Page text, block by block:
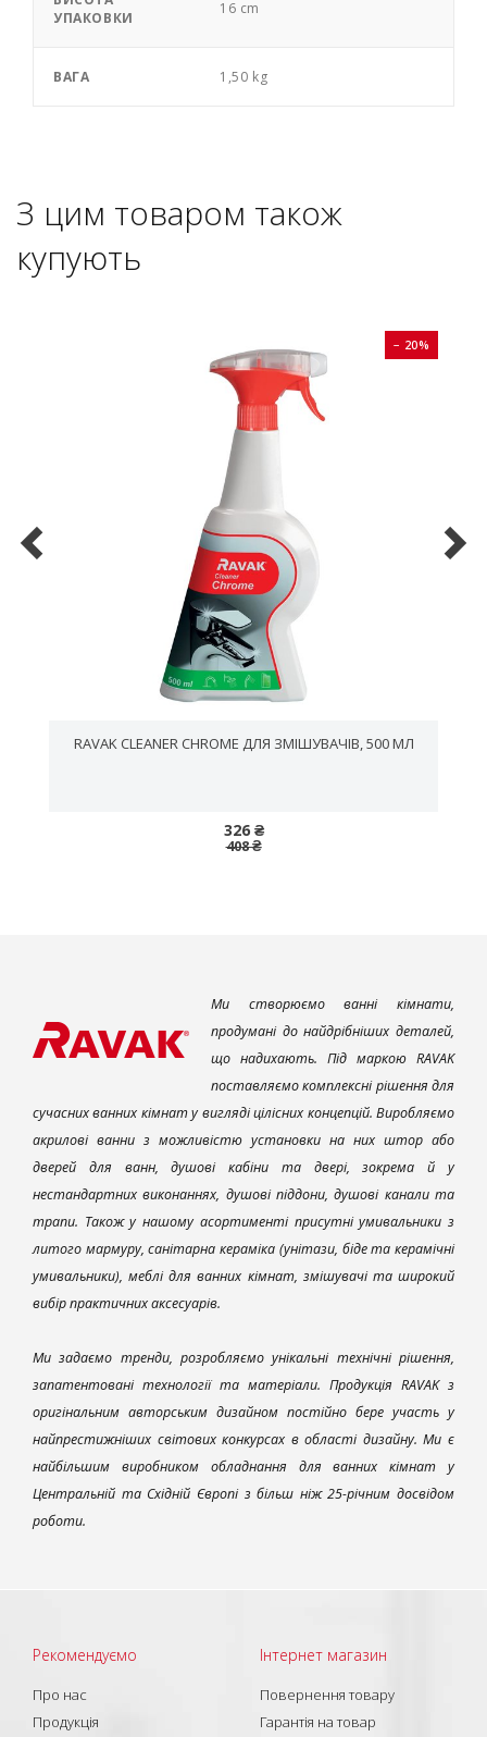
УПАКОВКИ
16 cm
ВАГА 1,50 kg
З цим товаром також
купують
− 20%
RAVAK CLEANER CHROME ДЛЯ ЗМІШУВАЧІВ, 500 МЛ
326 ₴
408 ₴
Ми створюємо ванні кімнати,
продумані до найдрібніших деталей,
що надихають. Під маркою RAVAK
поставляємо комплексні рішення для
сучасних ванних кімнат у вигляді цілісних концепцій. Виробляємо
акрилові ванни з можливістю установки на них штор або
дверей для ванн, душові кабіни та двері, зокрема й у
нестандартних виконаннях, душові піддони, душові канали та
трапи. Також у нашому асортименті присутні умивальники з
литого мармуру, санітарна кераміка (унітази, біде та керамічні
умивальники), меблі для ванних кімнат, змішувачі та широкий
вибір практичних аксесуарів.
Ми задаємо тренди, розробляємо унікальні технічні рішення,
запатентовані технології та матеріали. Продукція RAVAK з
оригінальним авторським дизайном постійно бере участь у
найпрестижніших світових конкурсах в області дизайну. Ми є
найбільшим виробником обладнання для ванних кімнат у
Центральній та Східній Європі з більш ніж 25-річним досвідом
роботи.
Рекомендуємо
Про нас
Продукція
Інтернет магазин
Повернення товару
Гарантія на товар